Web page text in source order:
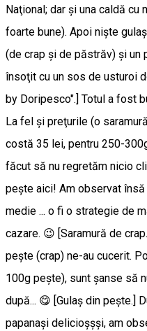
Naţional; dar şi una caldă
foarte bune). Apoi nişte
(de crap şi de păstrăv) şi un
însoţit cu un sos de usturoi
by Doripesco".] Totul a fost
La fel şi preţurile (o
costă 35 lei, pentru 250-
făcut să nu regretăm nicio
peşte aici! Am observat
medie ... o fi o strategie de
cazare. 😉 [Saramură de
peşte (crap) ne-au cucerit.
100g peşte), sunt şanse să
după... 😋 [Gulaş din peşte.]
papanaşi delicioşşşi, am